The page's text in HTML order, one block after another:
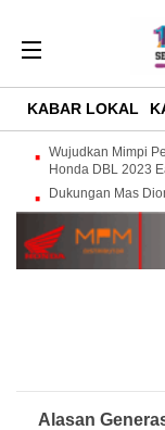
KABAR LOKAL
Wujudkan Mimpi
Honda DBL 2023
Dukungan Mas
Alasan